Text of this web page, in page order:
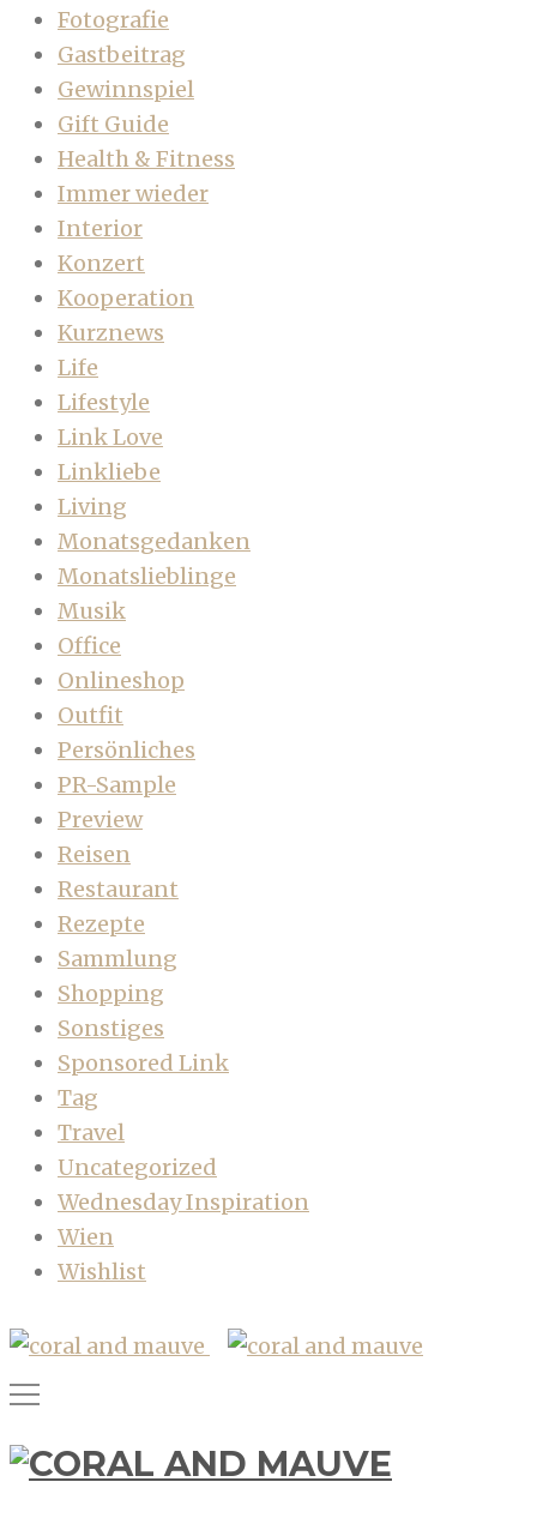
Fotografie
Gastbeitrag
Gewinnspiel
Gift Guide
Health & Fitness
Immer wieder
Interior
Konzert
Kooperation
Kurznews
Life
Lifestyle
Link Love
Linkliebe
Living
Monatsgedanken
Monatslieblinge
Musik
Office
Onlineshop
Outfit
Persönliches
PR-Sample
Preview
Reisen
Restaurant
Rezepte
Sammlung
Shopping
Sonstiges
Sponsored Link
Tag
Travel
Uncategorized
Wednesday Inspiration
Wien
Wishlist